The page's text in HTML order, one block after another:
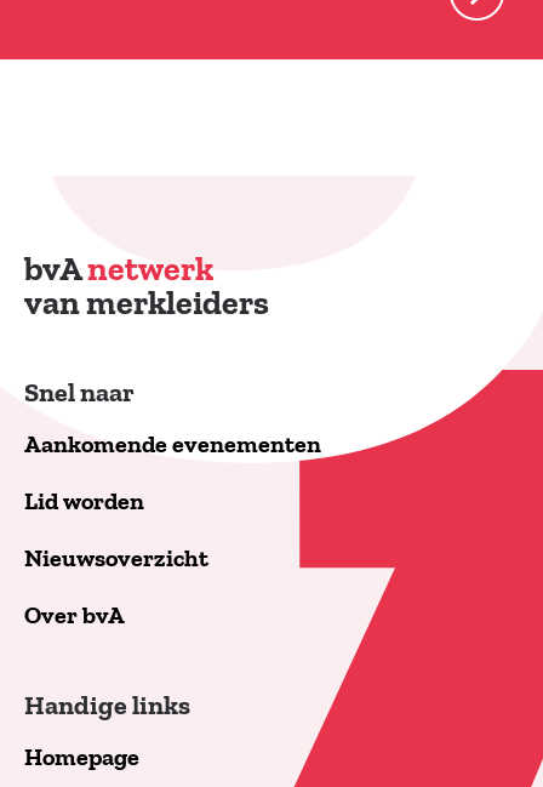
bvAnetwerk
van merkleiders
Snel naar
Aankomende evenementen
Lid worden
Nieuwsoverzicht
Over bvA
Handige links
Homepage